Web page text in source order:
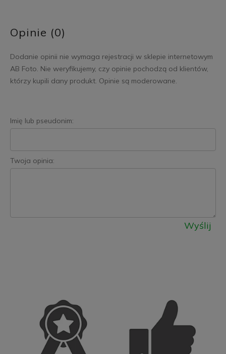
Opinie (0)
Dodanie opinii nie wymaga rejestracji w sklepie internetowym
AB Foto. Nie weryfikujemy, czy opinie pochodzą od klientów,
którzy kupili dany produkt. Opinie są moderowane.
Imię lub pseudonim:
Twoja opinia:
Wyślij